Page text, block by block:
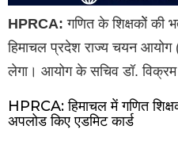
HPRCA: गणित के शिक्षकोें की
हिमाचल प्रदेश राज्य चयन आयोग
लेगा। आयोग के सचिव डॉ. विक्रम
HPRCA: हिमाचल में गणित
अपलोड किए एडमिट कार्ड